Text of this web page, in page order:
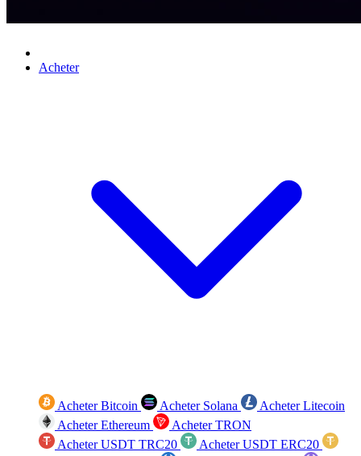
Acheter
Acheter Bitcoin Acheter Solana
Acheter Litecoin
Acheter Ethereum
Acheter TRON
Acheter USDT TRC20
Acheter USDT ERC20